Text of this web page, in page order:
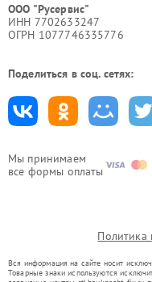
Мы принимаем
все формы оплаты
ООО "Русервис"
ИНН 7702633247
ОГРН 1077746335776
Поделиться в соц. сетях:
Политика
Вся информация на сайте носит
Товарные знаки используются